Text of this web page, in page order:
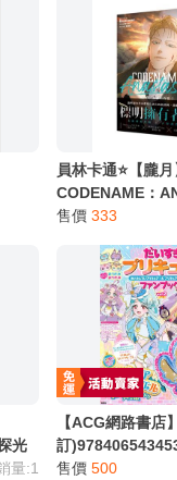
員林卡通⭐️【朧
CODENAME：
號：安娜塔西亞
Boyseason少年
售價 333